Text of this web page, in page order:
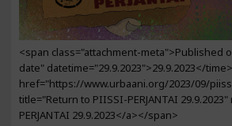
<span class="attachment-meta">Published
date" datetime="29.9.2023">29.9.2023</
href="https://www.urbaani.org/2023/09/
title="Return to PIISSI-PERJANTAI
PERJANTAI 29.9.2023</a></span>